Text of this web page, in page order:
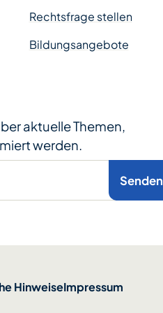
Rechtsfrage stellen
Bildungsangebote
aktuelle Themen,
werden.
Senden
HinweiseImpressum